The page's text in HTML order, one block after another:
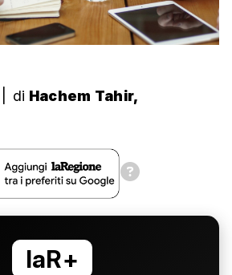
di Hachem Tahir,
laR+